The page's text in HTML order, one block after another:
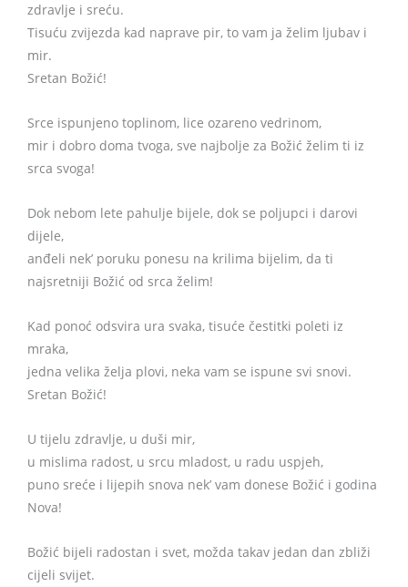
zdravlje i sreću.
Tisuću zvijezda kad naprave pir, to vam ja želim ljubav i
mir.
Sretan Božić!
Srce ispunjeno toplinom, lice ozareno vedrinom,
mir i dobro doma tvoga, sve najbolje za Božić želim ti iz
srca svoga!
Dok nebom lete pahulje bijele, dok se poljupci i darovi
dijele,
anđeli nek’ poruku ponesu na krilima bijelim, da ti
najsretniji Božić od srca želim!
Kad ponoć odsvira ura svaka, tisuće čestitki poleti iz
mraka,
jedna velika želja plovi, neka vam se ispune svi snovi.
Sretan Božić!
U tijelu zdravlje, u duši mir,
u mislima radost, u srcu mladost, u radu uspjeh,
puno sreće i lijepih snova nek’ vam donese Božić i godina
Nova!
Božić bijeli radostan i svet, možda takav jedan dan zbliži
cijeli svijet.